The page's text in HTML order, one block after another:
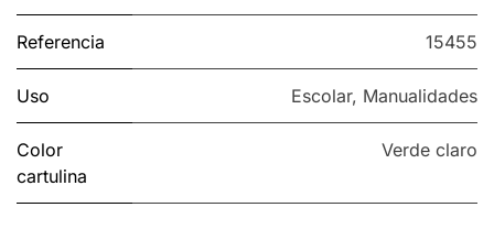
Referencia 15455
Uso Escolar, Manualidades
Color
cartulina
Verde claro